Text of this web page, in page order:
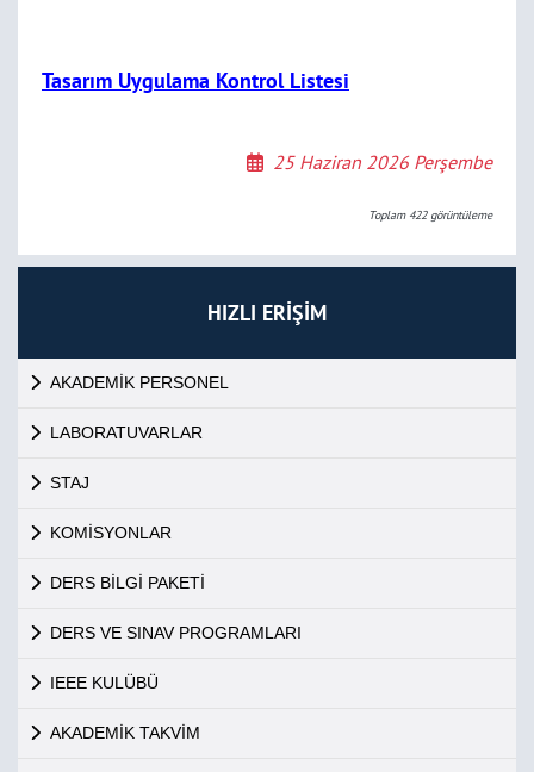
HIZLI ERİŞİM
AKADEMİK PERSONEL
LABORATUVARLAR
STAJ
KOMİSYONLAR
DERS BİLGİ PAKETİ
DERS VE SINAV PROGRAMLARI
IEEE KULÜBÜ
AKADEMİK TAKVİM
Tasarım Uygulama Kontrol Listesi
25 Haziran 2026 Perşembe
Toplam 422görüntüleme